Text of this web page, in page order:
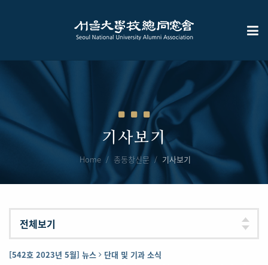
기사보기
Home 총동창신문 기사보기
[542호 2023년 5월] 뉴스 단대 및 기과 소식